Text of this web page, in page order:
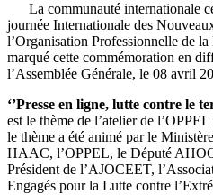
La communauté internationale
journée Internationale des
l’Organisation Professionnelle de
marqué cette commémoration en
l’Assemblée Générale, le 08 avril
‘’Presse en ligne, lutte contre le
est le thème de l’atelier de
le thème a été animé par le
HAAC, l’OPPEL, le Député
Président de l’AJOCEET,
Engagés pour la Lutte contre